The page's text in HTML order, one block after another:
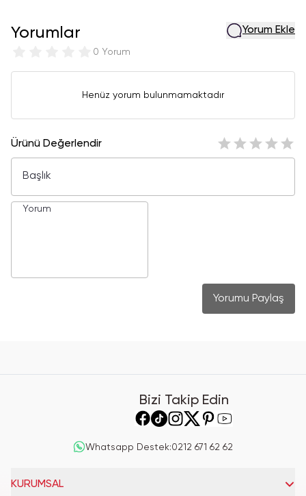
Yorumlar
0 Yorum
Yorum Ekle
Henüz yorum bulunmamaktadır
Ürünü Değerlendir
Yorumu Paylaş
Bizi Takip Edin
Whatsapp Destek:0212 671 62 62
KURUMSAL